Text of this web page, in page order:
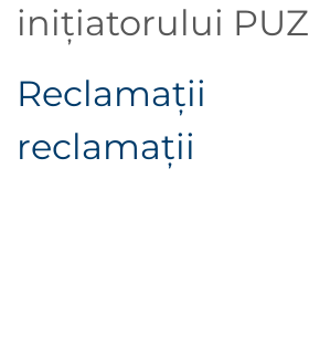
iniţiatorului PUZ
Reclamații
reclamații